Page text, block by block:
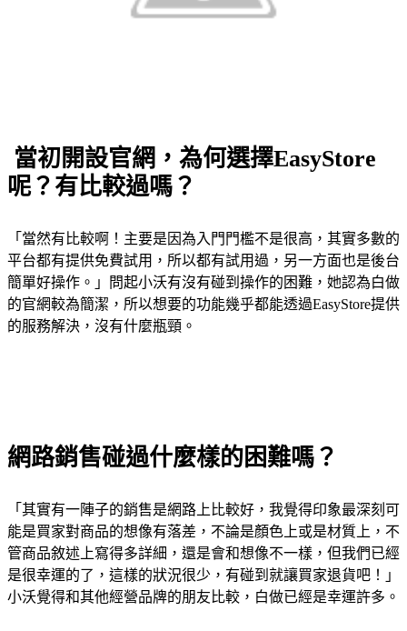
當初開設官網，為何選擇EasyStore
呢？有比較過嗎？
「當然有比較啊！主要是因為入門門檻不是很高，其實多數的
平台都有提供免費試用，所以都有試用過，另一方面也是後台
簡單好操作。」問起小沃有沒有碰到操作的困難，她認為白做
的官網較為簡潔，所以想要的功能幾乎都能透過EasyStore提供
的服務解決，沒有什麼瓶頸。
網路銷售碰過什麼樣的困難嗎？
「其實有一陣子的銷售是網路上比較好，我覺得印象最深刻可
能是買家對商品的想像有落差，不論是顏色上或是材質上，不
管商品敘述上寫得多詳細，還是會和想像不一樣，但我們已經
是很幸運的了，這樣的狀況很少，有碰到就讓買家退貨吧！」
小沃覺得和其他經營品牌的朋友比較，白做已經是幸運許多。